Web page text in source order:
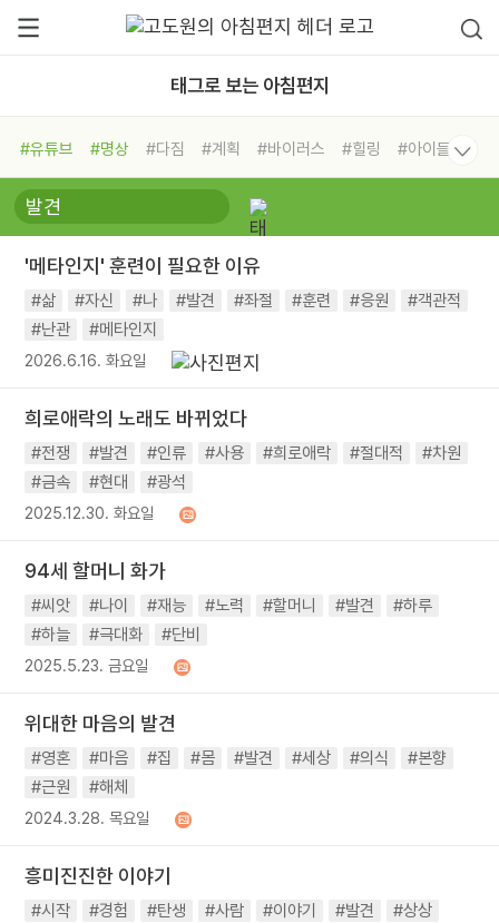
태그로 보는 아침편지
#유튜브 #명상 #다짐 #계획 #바이러스 #힐링
#아이들
#비전캠프
#독서캠프 #삶
#희망
#나눔 #친구 #링컨학교
#독서
#건강 #면역력
'메타인지' 훈련이 필요한 이유
#삶 #자신 #나 #발견 #좌절 #훈련 #응원
#객관적
#난관
#메타인지
2026.6.16. 화요일
희로애락의 노래도 바뀌었다
#전쟁 #발견 #인류 #사용 #희로애락 #절대적
#차원
#금속
#현대 #광석
2025.12.30. 화요일
94세 할머니 화가
#씨앗 #나이 #재능 #노력 #할머니 #발견
#하루
#하늘
#극대화 #단비
2025.5.23. 금요일
위대한 마음의 발견
#영혼 #마음 #집 #몸 #발견 #세상 #의식
#본향
#근원
#해체
2024.3.28. 목요일
흥미진진한 이야기
#시작 #경험 #탄생 #사람 #이야기 #발견
#상상